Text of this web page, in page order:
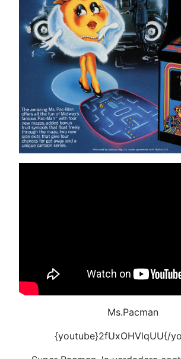
Ms.Pacman
{youtube}2fUxOHVlqUU{/